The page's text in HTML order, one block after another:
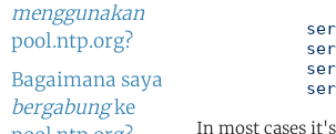
menggunakan
pool.ntp.org?
Bagaimana saya
bergabungke
In most cases